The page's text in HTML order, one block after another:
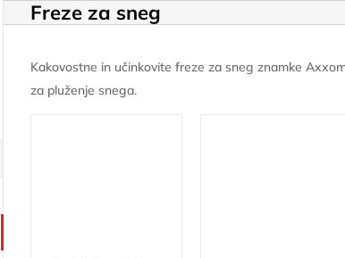
Freze za sneg
Kakovostne in učinkovite freze za sneg znamke
za pluženje snega.